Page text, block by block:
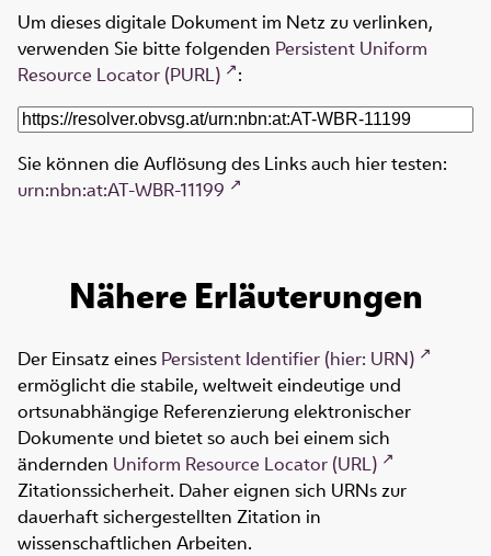
Um dieses digitale Dokument im Netz zu verlinken,
verwenden Sie bitte folgenden Persistent Uniform
Resource Locator (PURL)
:
Sie können die Auflösung des Links auch hier testen:
urn:nbn:at:AT-WBR-11199
Nähere Erläuterungen
Der Einsatz eines Persistent Identifier (hier: URN)
ermöglicht die stabile, weltweit eindeutige und
ortsunabhängige Referenzierung elektronischer
Dokumente und bietet so auch bei einem sich
ändernden Uniform Resource Locator (URL)
Zitationssicherheit. Daher eignen sich URNs zur
dauerhaft sichergestellten Zitation in
wissenschaftlichen Arbeiten.